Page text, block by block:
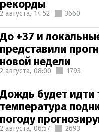
рекорды
2 августа, 14:52 3660
До +37 и
представили
новой недели
2 августа, 08:00 1793
Дождь будет идти
температура
погоду
2 августа, 06:57 2693